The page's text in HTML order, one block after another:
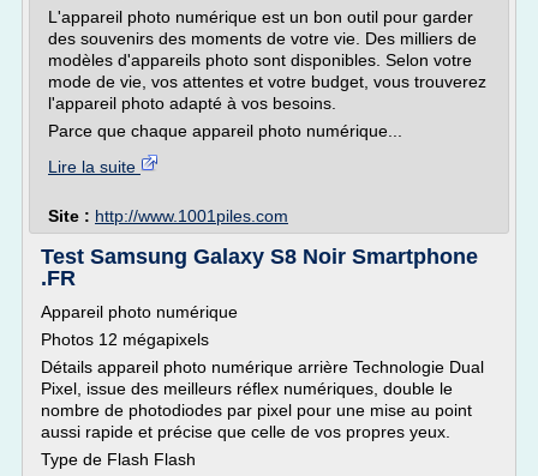
L'appareil photo numérique est un bon outil pour garder
des souvenirs des moments de votre vie. Des milliers de
modèles d'appareils photo sont disponibles. Selon votre
mode de vie, vos attentes et votre budget, vous trouverez
l'appareil photo adapté à vos besoins.
Parce que chaque appareil photo numérique...
Lire la suite
Site : http://www.1001piles.com
Test Samsung Galaxy S8 Noir Smartphone
.FR
Appareil photo numérique
Photos 12 mégapixels
Détails appareil photo numérique arrière Technologie Dual
Pixel, issue des meilleurs réflex numériques, double le
nombre de photodiodes par pixel pour une mise au point
aussi rapide et précise que celle de vos propres yeux.
Type de Flash Flash